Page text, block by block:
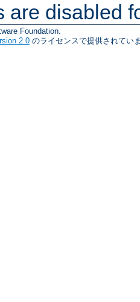
are disabled
Foundation.
2.0 のライセンスで提供されてい